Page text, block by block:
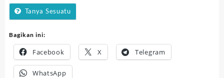
7H6M
Tanya Sesuatu
Bagikan ini:
Facebook X Telegram
WhatsApp